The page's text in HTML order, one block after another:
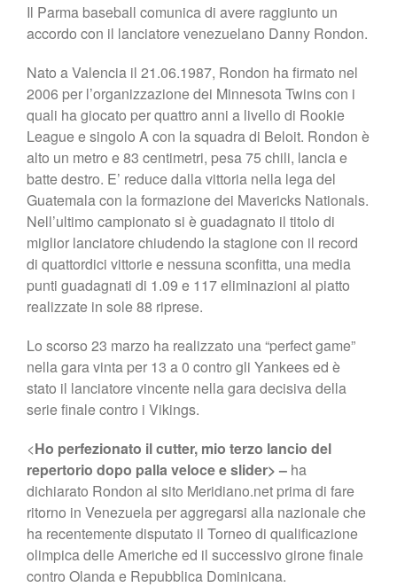
Il Parma baseball comunica di avere raggiunto un
accordo con il lanciatore venezuelano Danny Rondon.
Nato a Valencia il 21.06.1987, Rondon ha firmato nel
2006 per l’organizzazione dei Minnesota Twins con i
quali ha giocato per quattro anni a livello di Rookie
League e singolo A con la squadra di Beloit. Rondon è
alto un metro e 83 centimetri, pesa 75 chili, lancia e
batte destro. E’ reduce dalla vittoria nella lega del
Guatemala con la formazione dei Mavericks Nationals.
Nell’ultimo campionato si è guadagnato il titolo di
miglior lanciatore chiudendo la stagione con il record
di quattordici vittorie e nessuna sconfitta, una media
punti guadagnati di 1.09 e 117 eliminazioni al piatto
realizzate in sole 88 riprese.
Lo scorso 23 marzo ha realizzato una “perfect game”
nella gara vinta per 13 a 0 contro gli Yankees ed è
stato il lanciatore vincente nella gara decisiva della
serie finale contro i Vikings.
<Ho perfezionato il cutter, mio terzo lancio del
repertorio dopo palla veloce e slider> – ha
dichiarato Rondon al sito Meridiano.net prima di fare
ritorno in Venezuela per aggregarsi alla nazionale che
ha recentemente disputato il Torneo di qualificazione
olimpica delle Americhe ed il successivo girone finale
contro Olanda e Repubblica Dominicana.